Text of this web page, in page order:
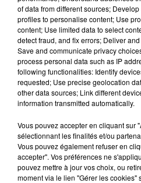
21 juillet 2026
GAGNEZ VOS
DENNLYS PARC !
LES LIVES
of data from different sources;
profiles to personalise content; Use
content; Use limited data to select
detect fraud, and fix errors; Deliver
Save and communicate privacy
process personal data such as IP
following functionalities: Identify
requested; Use precise geolocation
other data sources; Link different
information transmitted automatically.
Vous pouvez accepter en cliquant sur
sélectionnant les finalités et/ou
Vous pouvez également refuser en
accepter". Vos préférences ne
pouvez mettre à jour vos choix, ou
moment via le lien "Gérer les cookies"